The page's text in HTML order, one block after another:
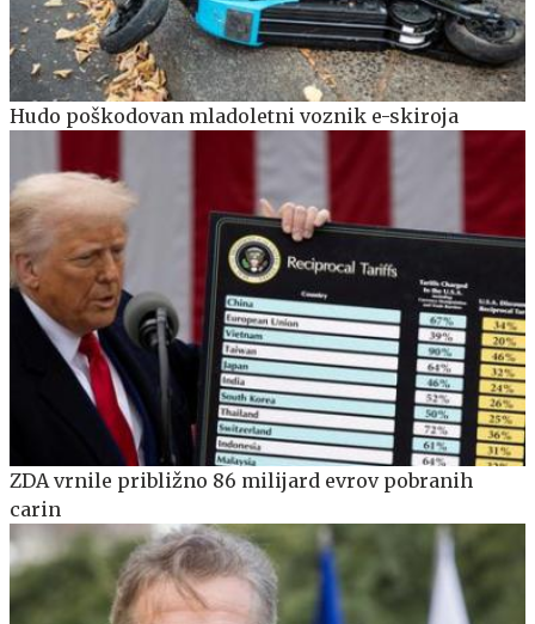
Hudo poškodovan mladoletni voznik e-skiroja
ZDA vrnile približno 86 milijard evrov pobranih
carin